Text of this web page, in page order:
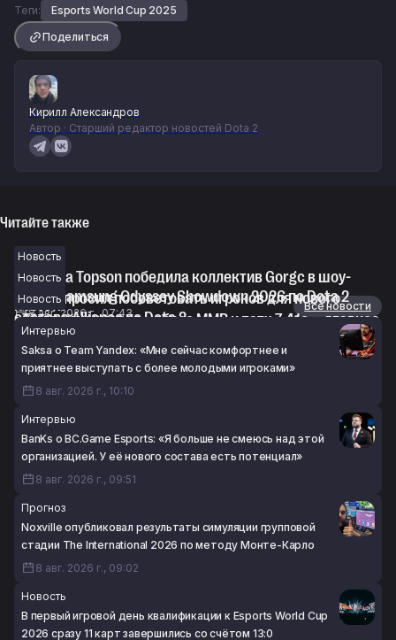
Теги:
Esports World Cup 2025
Поделиться
Кирилл Александров
Автор · Старший редактор новостей Dota 2
Читайте также
Новость
Команда Topson победила коллектив Gorgc в шоу-
матче Samsung Odyssey Showdown 2026 по Dota 2
8 авг. 2026 г., 07:43
Новость
Loda попросил посоветовать игроков для нового
состава Alliance по Dota 2
8 авг. 2026 г., 07:13
Новость
«Тёмный карнавал», сброс MMR и патч 7.41e — главное
из подкаста We Say Things 297
8 авг. 2026 г., 06:38
Новости
Все новости
Интервью
Saksa о Team Yandex: «Мне сейчас комфортнее и
приятнее выступать с более молодыми игроками»
8 авг. 2026 г., 10:10
Интервью
BanKs о BC.Game Esports: «Я больше не смеюсь над этой
организацией. У её нового состава есть потенциал»
8 авг. 2026 г., 09:51
Прогноз
Noxville опубликовал результаты симуляции групповой
стадии The International 2026 по методу Монте-Карло
8 авг. 2026 г., 09:02
Новость
В первый игровой день квалификации к Esports World Cup
2026 сразу 11 карт завершились со счётом 13:0